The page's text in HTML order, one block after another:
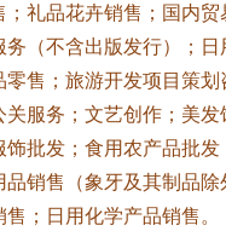
礼品花卉销售；国内贸
（不含出版发行）；
售；旅游开发项目策划
服务；文艺创作；美发
批发；食用农产品批
销售（象牙及其制品除
；日用化学产品销售